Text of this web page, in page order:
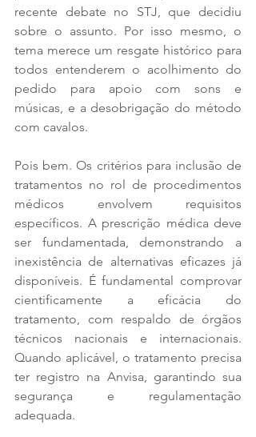
recente debate no STJ, que decidiu
sobre o assunto. Por isso mesmo, o
tema merece um resgate histórico para
todos entenderem o acolhimento do
pedido para apoio com sons e
músicas, e a desobrigação do método
com cavalos.
Pois bem. Os critérios para inclusão de
tratamentos no rol de procedimentos
médicos envolvem requisitos
específicos. A prescrição médica deve
ser fundamentada, demonstrando a
inexistência de alternativas eficazes já
disponíveis. É fundamental comprovar
cientificamente a eficácia do
tratamento, com respaldo de órgãos
técnicos nacionais e internacionais.
Quando aplicável, o tratamento precisa
ter registro na Anvisa, garantindo sua
segurança e regulamentação
adequada.